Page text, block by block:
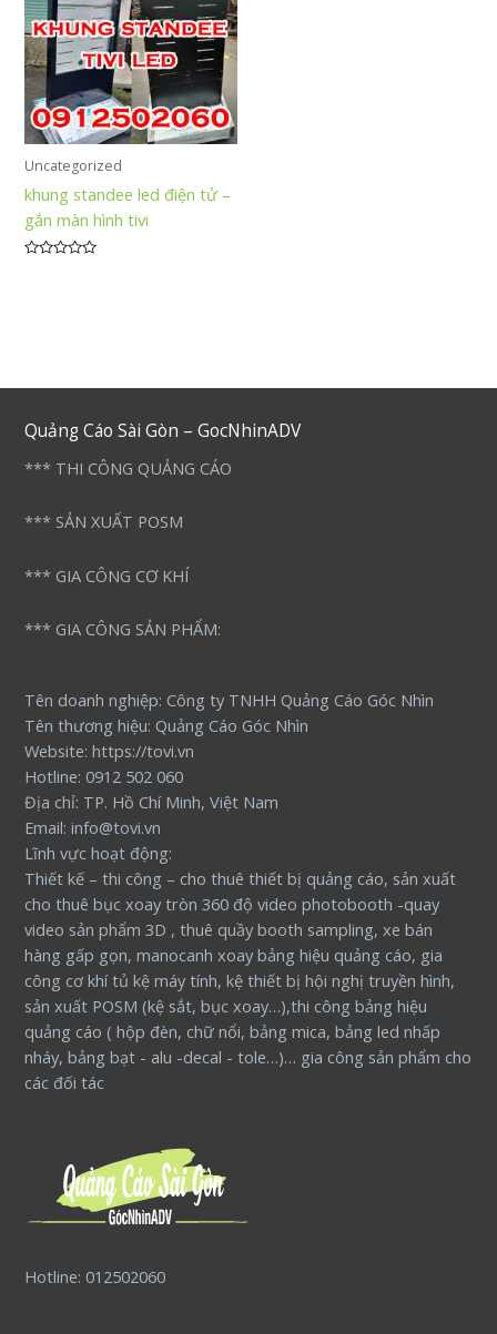
Uncategorized
khung standee led điện tử –
gắn màn hình tivi
Quảng Cáo Sài Gòn – GocNhinADV
*** THI CÔNG QUẢNG CÁO
*** SẢN XUẤT POSM
*** GIA CÔNG CƠ KHÍ
*** GIA CÔNG SẢN PHẨM:
Tên doanh nghiệp: Công ty TNHH Quảng Cáo Góc Nhìn
Tên thương hiệu: Quảng Cáo Góc Nhìn
Website: https://tovi.vn
Hotline: 0912 502 060
Địa chỉ: TP. Hồ Chí Minh, Việt Nam
Email: info@tovi.vn
Lĩnh vực hoạt động:
Thiết kế – thi công – cho thuê thiết bị quảng cáo, sản xuất
cho thuê bục xoay tròn 360 độ video photobooth -quay
video sản phẩm 3D , thuê quầy booth sampling, xe bán
hàng gấp gọn, manocanh xoay bảng hiệu quảng cáo, gia
công cơ khí tủ kệ máy tính, kệ thiết bị hội nghị truyền hình,
sản xuất POSM (kệ sắt, bục xoay…),thi công bảng hiệu
quảng cáo ( hộp đèn, chữ nổi, bảng mica, bảng led nhấp
nháy, bảng bạt - alu -decal - tole…)… gia công sản phẩm cho
các đối tác
Hotline: 012502060